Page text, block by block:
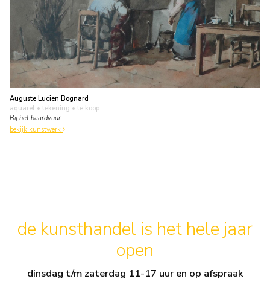
Auguste Lucien Bognard
aquarel • tekening • te koop
Bij het haardvuur
bekijk kunstwerk
de kunsthandel is het hele jaar
open
dinsdag t/m zaterdag 11-17 uur en op afspraak